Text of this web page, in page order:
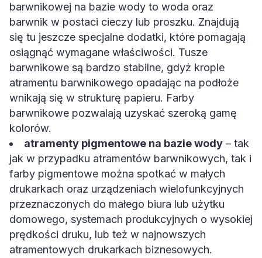
barwnikowej na bazie wody to woda oraz
barwnik w postaci cieczy lub proszku. Znajdują
się tu jeszcze specjalne dodatki, które pomagają
osiągnąć wymagane właściwości. Tusze
barwnikowe są bardzo stabilne, gdyż krople
atramentu barwnikowego opadając na podłoże
wnikają się w strukturę papieru. Farby
barwnikowe pozwalają uzyskać szeroką gamę
kolorów.
atramenty pigmentowe na bazie wody – tak
jak w przypadku atramentów barwnikowych, tak i
farby pigmentowe można spotkać w małych
drukarkach oraz urządzeniach wielofunkcyjnych
przeznaczonych do małego biura lub użytku
domowego, systemach produkcyjnych o wysokiej
prędkości druku, lub też w najnowszych
atramentowych drukarkach biznesowych.